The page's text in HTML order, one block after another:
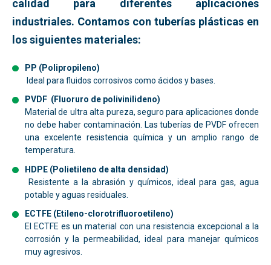
calidad para diferentes aplicaciones
industriales. Contamos con tuberías plásticas en
los siguientes materiales:
PP (Polipropileno)
Ideal para fluidos corrosivos como ácidos y bases.
PVDF (Fluoruro de polivinilideno)
Material de ultra alta pureza, seguro para aplicaciones donde
no debe haber contaminación. Las tuberías de PVDF ofrecen
una excelente resistencia química y un amplio rango de
temperatura.
HDPE (Polietileno de alta densidad)
Resistente a la abrasión y químicos, ideal para gas, agua
potable y aguas residuales.
ECTFE (Etileno-clorotrifluoroetileno)
El ECTFE es un material con una resistencia excepcional a la
corrosión y la permeabilidad, ideal para manejar químicos
muy agresivos.